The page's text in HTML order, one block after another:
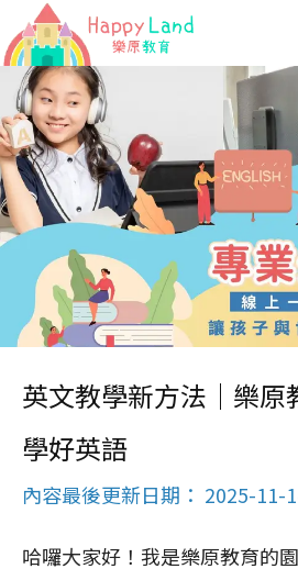
英文教學新方法｜樂原
學好英語
內容最後更新日期： 2025-11-
哈囉大家好！我是樂原教育的